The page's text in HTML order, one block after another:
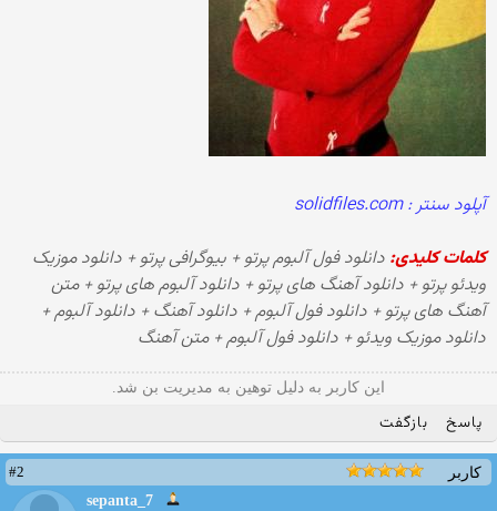
آپلود سنتر : solidfiles.com
کلمات کلیدی: دانلود فول آلبوم پرتو + بیوگرافی پرتو + دانلود موزیک
ویدئو پرتو + دانلود آهنگ های پرتو + دانلود آلبوم های پرتو + متن
آهنگ های پرتو + دانلود فول آلبوم + دانلود آهنگ + دانلود آلبوم +
دانلود موزیک ویدئو + دانلود فول آلبوم + متن آهنگ
این کاربر به دلیل توهین به مدیریت بن شد.
پاسخ بازگفت
کاربر
#2
sepanta_7